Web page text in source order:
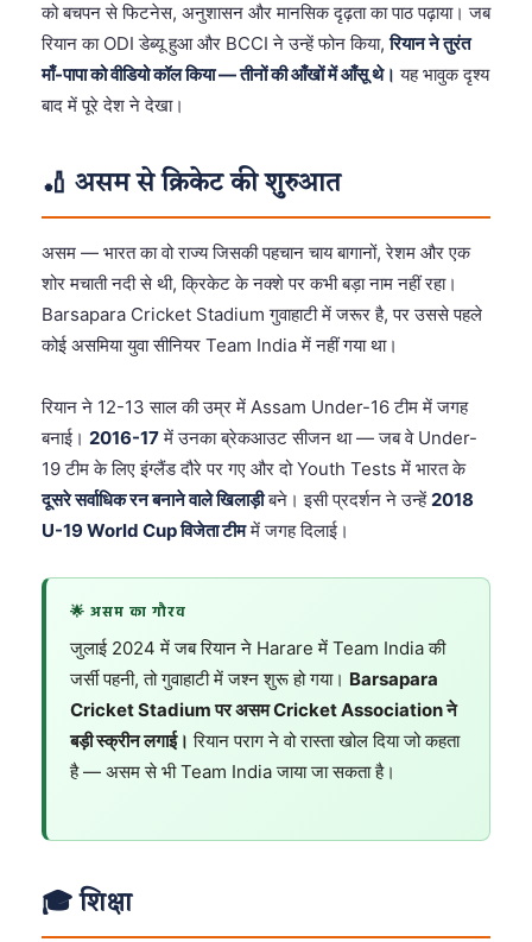
को बचपन से फिटनेस, अनुशासन और मानसिक दृढ़ता का पाठ पढ़ाया। जब
रियान का ODI डेब्यू हुआ और BCCI ने उन्हें फोन किया,रियान ने तुरंत
माँ-पापा को वीडियो कॉल किया — तीनों की आँखों में आँसू थे। यह भावुक दृश्य
बाद में पूरे देश ने देखा।
🏏 असम से क्रिकेट की शुरुआत
असम — भारत का वो राज्य जिसकी पहचान चाय बागानों, रेशम और एक
शोर मचाती नदी से थी, क्रिकेट के नक्शे पर कभी बड़ा नाम नहीं रहा।
Barsapara Cricket Stadium गुवाहाटी में जरूर है, पर उससे पहले
कोई असमिया युवा सीनियर Team India में नहीं गया था।
रियान ने 12-13 साल की उम्र में Assam Under-16 टीम में जगह
बनाई। 2016-17में उनका ब्रेकआउट सीजन था — जब वे Under-
19 टीम के लिए इंग्लैंड दौरे पर गए और दो Youth Tests में भारत के
दूसरे सर्वाधिक रन बनाने वाले खिलाड़ीबने। इसी प्रदर्शन ने उन्हें2018
U-19 World Cup विजेता टीममें जगह दिलाई।
🌟 असम का गौरव
जुलाई 2024 में जब रियान ने Harare में Team India की
जर्सी पहनी, तो गुवाहाटी में जश्न शुरू हो गया। Barsapara
Cricket Stadium पर असम Cricket Association ने
बड़ी स्क्रीन लगाई। रियान पराग ने वो रास्ता खोल दिया जो कहता
है — असम से भी Team India जाया जा सकता है।
🎓 शिक्षा